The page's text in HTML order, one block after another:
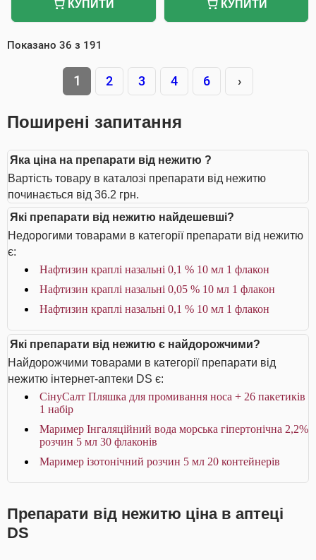
КУПИТИ КУПИТИ
Показано 36 з 191
1 2 3 4 6 ›
Поширені запитання
Яка ціна на препарати від нежитю ?
Вартість товару в каталозі препарати від нежитю
починається від 36.2 грн.
Які препарати від нежитю найдешевші?
Недорогими товарами в категорії препарати від нежитю
є:
Нафтизин краплі назальні 0,1 % 10 мл 1 флакон
Нафтизин краплі назальні 0,05 % 10 мл 1 флакон
Нафтизин краплі назальні 0,1 % 10 мл 1 флакон
Які препарати від нежитю є найдорожчими?
Найдорожчими товарами в категорії препарати від
нежитю інтернет-аптеки DS є:
СінуСалт Пляшка для промивання носа + 26 пакетиків
1 набір
Маример Інгаляційний вода морська гіпертонічна 2,2%
розчин 5 мл 30 флаконів
Маример ізотонічний розчин 5 мл 20 контейнерів
Препарати від нежитю ціна в аптеці
DS